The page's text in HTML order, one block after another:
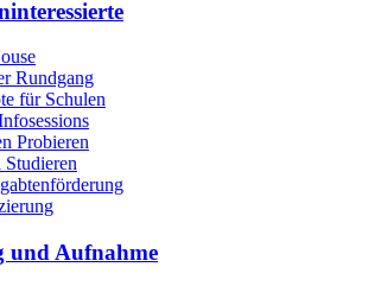
Rundgang
für Schulen
Probieren
und Aufnahme